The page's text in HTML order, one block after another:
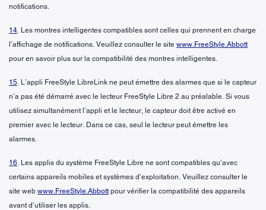
notifications.
14. Les montres intelligentes compatibles sont celles qui prennent en charge
l’affichage de notifications. Veuillez consulter le site www.FreeStyle.Abbott
pour en savoir plus sur la compatibilité des montres intelligentes.
15. L’appli FreeStyle LibreLink ne peut émettre des alarmes que si le capteur
n’a pas été démarré avec le lecteur FreeStyle Libre 2 au préalable. Si vous
utilisez simultanément l’appli et le lecteur, le capteur doit être activé en
premier avec le lecteur. Dans ce cas, seul le lecteur peut émettre les
alarmes.
16. Les applis du système FreeStyle Libre ne sont compatibles qu’avec
certains appareils mobiles et systèmes d’exploitation. Veuillez consulter le
site web www.FreeStyle.Abbott pour vérifier la compatibilité des appareils
avant d’utiliser les applis.